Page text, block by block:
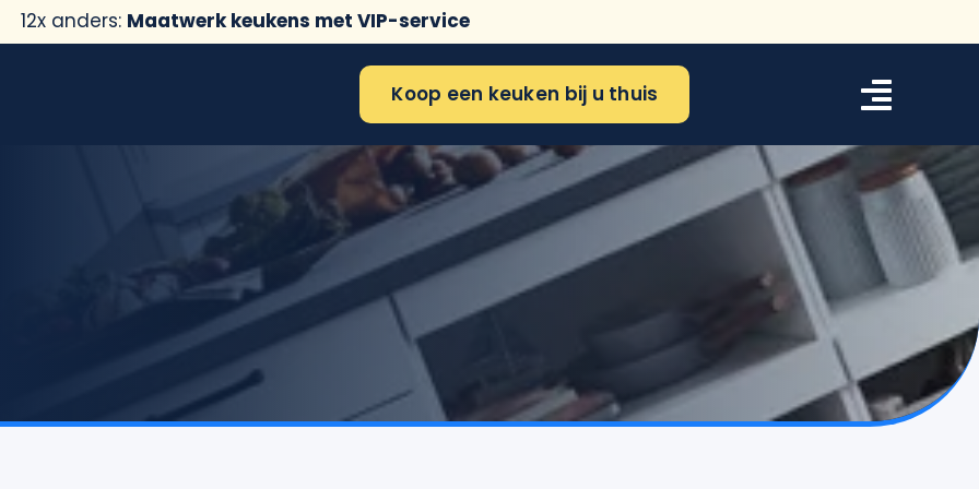
12x anders: Maatwerk keukens met VIP-service
Koop een keuken bij u thuis